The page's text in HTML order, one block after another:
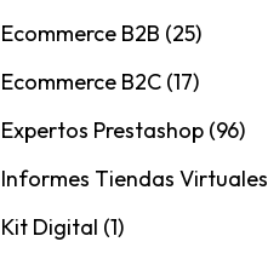
Ecommerce B2B (25)
Ecommerce B2C (17)
Expertos Prestashop (96)
Informes Tiendas Virtuales
Kit Digital (1)